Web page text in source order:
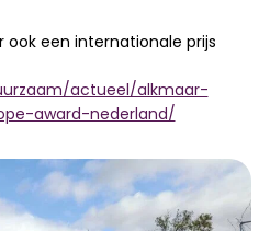
een internationale prijs
actueel/alkmaar-
award-nederland/